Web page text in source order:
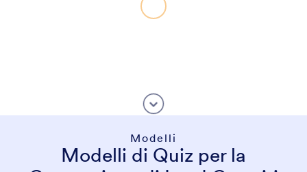
Modelli
Modelli di Quiz per la